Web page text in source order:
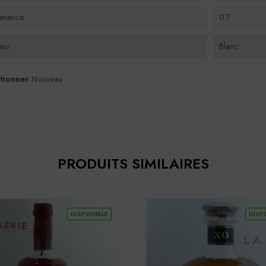
0.7
Blanc
Nouveau
PRODUITS SIMILAIRES
DISPONIBLE